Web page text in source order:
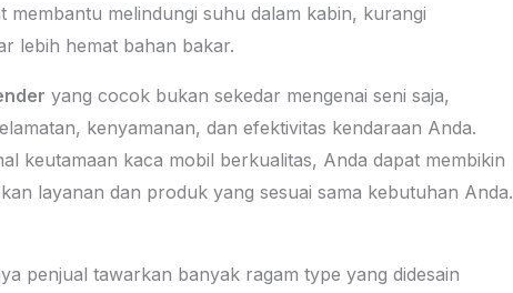
membantu melindungi suhu dalam kabin, kurangi
lebih hemat bahan bakar.
yang cocok bukan sekedar mengenai seni saja,
kenyamanan, dan efektivitas kendaraan Anda.
keutamaan kaca mobil berkualitas, Anda dapat membikin
layanan dan produk yang sesuai sama kebutuhan Anda.
penjual tawarkan banyak ragam type yang didesain